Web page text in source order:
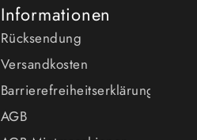
Informationen
Rücksendung
Versandkosten
Barrierefreiheitserklärung
AGB